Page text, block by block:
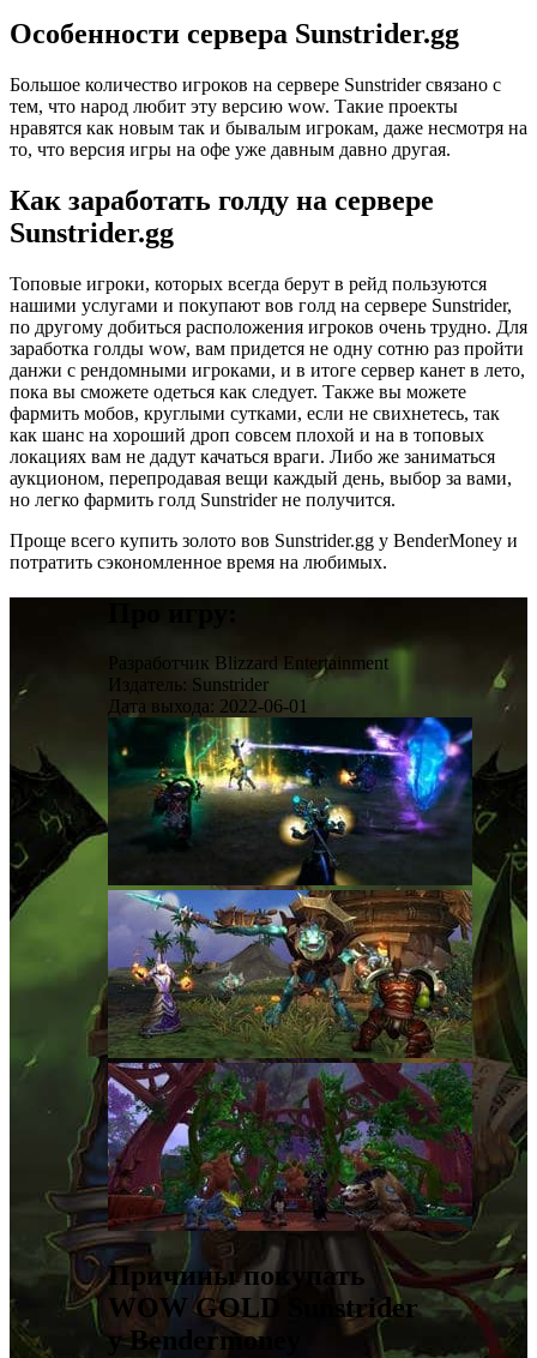
Особенности сервера Sunstrider.gg
Большое количество игроков на сервере Sunstrider связано с
тем, что народ любит эту версию wow. Такие проекты
нравятся как новым так и бывалым игрокам, даже несмотря на
то, что версия игры на офе уже давным давно другая.
Как заработать голду на сервере
Sunstrider.gg
Топовые игроки, которых всегда берут в рейд пользуются
нашими услугами и покупают вов голд на сервере Sunstrider,
по другому добиться расположения игроков очень трудно. Для
заработка голды wow, вам придется не одну сотню раз пройти
данжи с рендомными игроками, и в итоге сервер канет в лето,
пока вы сможете одеться как следует. Также вы можете
фармить мобов, круглыми сутками, если не свихнетесь, так
как шанс на хороший дроп совсем плохой и на в топовых
локациях вам не дадут качаться враги. Либо же заниматься
аукционом, перепродавая вещи каждый день, выбор за вами,
но легко фармить голд Sunstrider не получится.
Проще всего купить золото вов Sunstrider.gg у BenderMoney и
потратить сэкономленное время на любимых.
Разработчик Blizzard Entertainment
Издатель: Sunstrider
Дата выхода: 2022-06-01
Причины покупать
WOW GOLD Sunstrider
у Bendermoney